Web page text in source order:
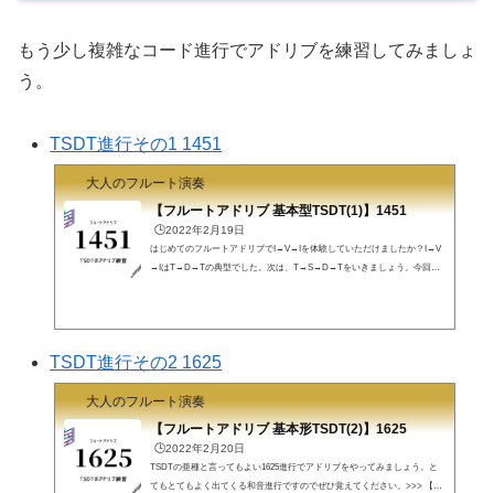
もう少し複雑なコード進行でアドリブを練習してみましょ
う。
TSDT進行その1 1451
大人のフルート演奏
【フルートアドリブ 基本型TSDT(1)】1451
🕒️2022年2月19日
はじめてのフルートアドリブでI→V→Iを体験していただけましたか？I→V
→IはT→D→Tの典型でした。次は、T→S→D→Tをいきましょう。今回も
う。I→I→IV→Vです。ロングトーンからアドリブへ151の練習と同じく、
TSDT進行その2 1625
大人のフルート演奏
【フルートアドリブ 基本形TSDT(2)】1625
🕒️2022年2月20日
TSDTの亜種と言ってもよい1625進行でアドリブをやってみましょう。と
てもとてもよく出てくる和音進行ですのでぜひ覚えてください。>>> 【か